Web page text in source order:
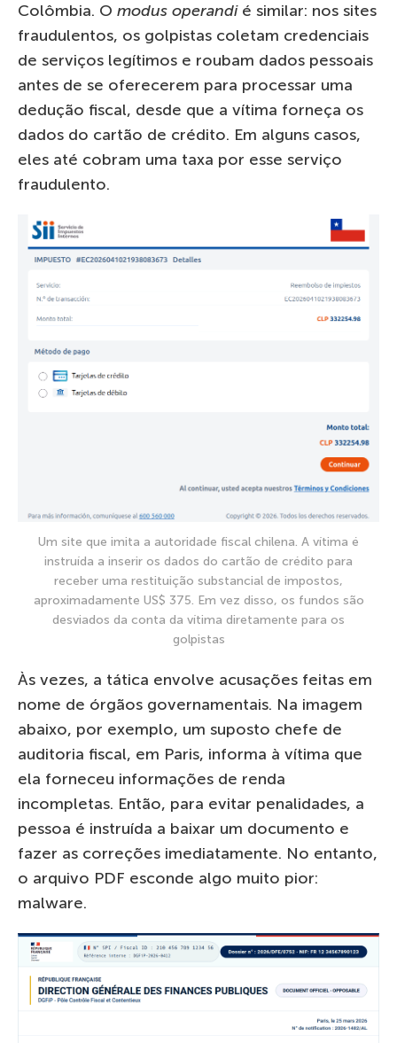
Colômbia. O modus operandié similar: nos sites
fraudulentos, os golpistas coletam credenciais
de serviços legítimos e roubam dados pessoais
antes de se oferecerem para processar uma
dedução fiscal, desde que a vítima forneça os
dados do cartão de crédito. Em alguns casos,
eles até cobram uma taxa por esse serviço
fraudulento.
Um site que imita a autoridade fiscal chilena. A vítima é
instruída a inserir os dados do cartão de crédito para
receber uma restituição substancial de impostos,
aproximadamente US$ 375. Em vez disso, os fundos são
desviados da conta da vítima diretamente para os
golpistas
Às vezes, a tática envolve acusações feitas em
nome de órgãos governamentais. Na imagem
abaixo, por exemplo, um suposto chefe de
auditoria fiscal, em Paris, informa à vítima que
ela forneceu informações de renda
incompletas. Então, para evitar penalidades, a
pessoa é instruída a baixar um documento e
fazer as correções imediatamente. No entanto,
o arquivo PDF esconde algo muito pior:
malware.